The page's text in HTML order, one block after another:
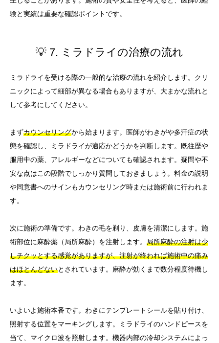
験と実績は重要な確認ポイントです。
💡 7. ミラドライの治療の流れ
ミラドライを受ける際の一般的な治療の流れを紹介します。クリ
ニックによって細部が異なる場合もありますが、大まかな流れと
して参考にしてください。
まずカウンセリングから始まります。医師がわきがや多汗症の状
態を確認し、ミラドライが適応かどうかを判断します。既往歴や
服用中の薬、アレルギーなどについても確認されます。疑問や不
安な点はこの段階でしっかり質問しておきましょう。料金の説明
や同意書へのサインもカウンセリング時または施術前に行われま
す。
次に施術の準備です。わきの毛を剃り、皮膚を清潔にします。施
術部位に麻酔薬（局所麻酔）を注射します。 局所麻酔の注射は少
しチクッとする感覚がありますが、注射が終われば施術中の痛み
はほとんどないとされています。麻酔が効くまで数分程度待機し
ます。
いよいよ施術本番です。わきにテンプレートシールを貼り付け、
照射する位置をマーキングします。ミラドライのハンドピースを
当て、マイクロ波を照射します。機器内部の冷却システムによっ